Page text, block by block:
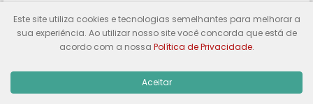
Notifique-me sobre novos comentários por e-
mail.
nossaPolítica de Privacidade.
Este site utiliza cookies e tecnologias semelhantes para melhorar a
sua experiência. Ao utilizar nosso site você concorda que está de
acordo com a nossa Política de Privacidade.
Aceitar